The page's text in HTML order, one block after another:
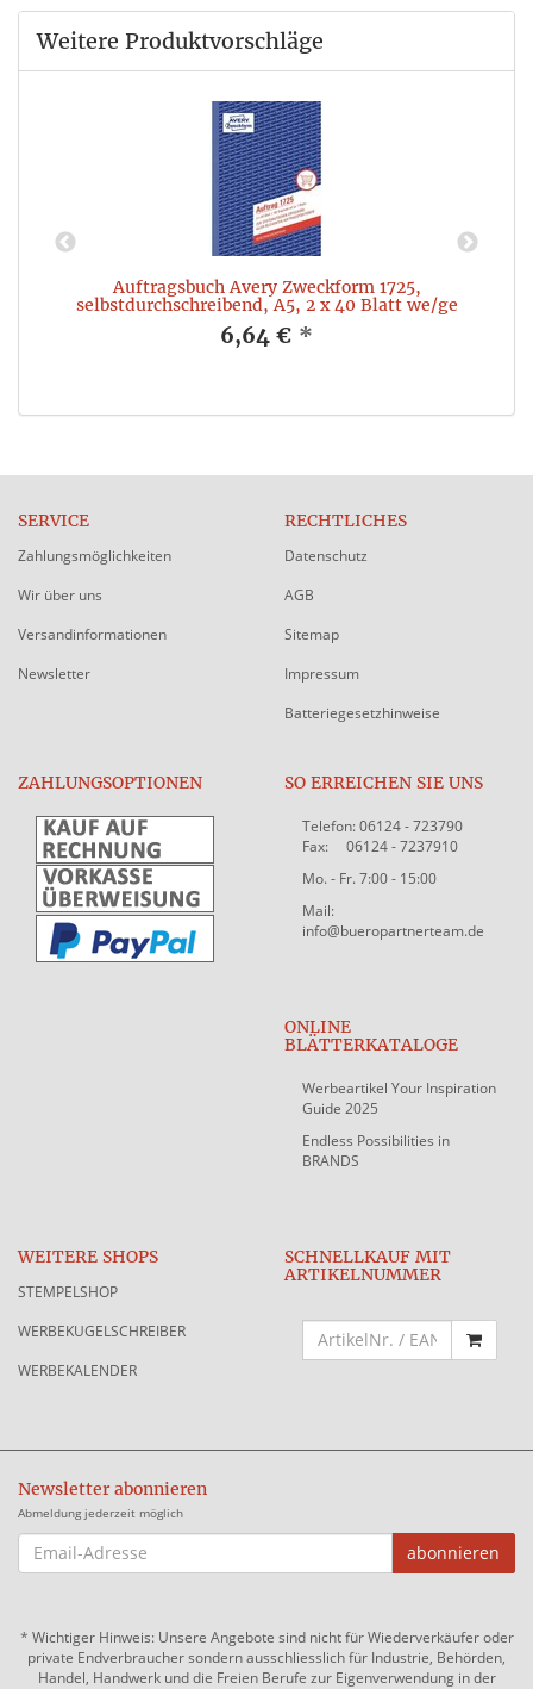
Weitere Produktvorschläge
Auftragsbuch Avery Zweckform 1725,
selbstdurchschreibend, A5, 2 x 40 Blatt we/ge
6,64 € *
SERVICE
Zahlungsmöglichkeiten
Wir über uns
Versandinformationen
Newsletter
RECHTLICHES
Datenschutz
AGB
Sitemap
Impressum
Batteriegesetzhinweise
ZAHLUNGSOPTIONEN SO ERREICHEN SIE UNS
Telefon: 06124 - 723790
Fax: 06124 - 7237910
Mo. - Fr. 7:00 - 15:00
Mail:
info@bueropartnerteam.de
ONLINE
BLÄTTERKATALOGE
Werbeartikel Your Inspiration
Guide 2025
Endless Possibilities in
BRANDS
WEITERE SHOPS
STEMPELSHOP
WERBEKUGELSCHREIBER
WERBEKALENDER
SCHNELLKAUF MIT
ARTIKELNUMMER
Newsletter abonnieren
Abmeldung jederzeit möglich
EMAIL-
ADRESSE
abonnieren
* Wichtiger Hinweis: Unsere Angebote sind nicht für Wiederverkäufer oder
private Endverbraucher sondern ausschliesslich für Industrie, Behörden,
Handel, Handwerk und die Freien Berufe zur Eigenverwendung in der